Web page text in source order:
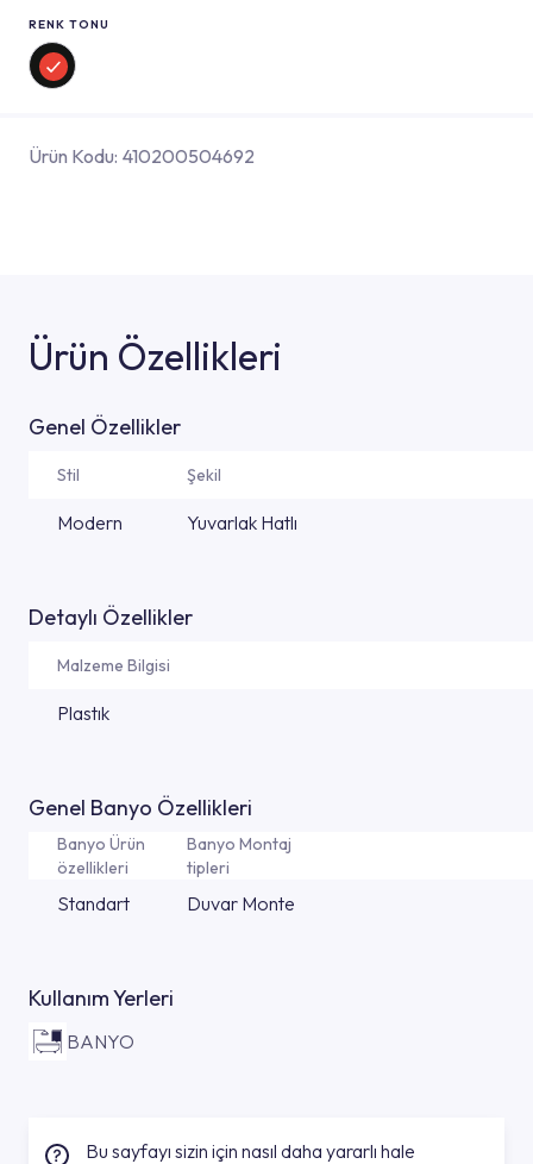
RENK TONU
Ürün Kodu: 410200504692
Ürün Özellikleri
Genel Özellikler
Stil Şekil
Modern Yuvarlak Hatlı
Detaylı Özellikler
Malzeme Bilgisi
Plastık
Genel Banyo Özellikleri
Banyo Ürün
özellikleri
Banyo Montaj
tipleri
Standart Duvar Monte
Kullanım Yerleri
BANYO
Bu sayfayı sizin için nasıl daha yararlı hale